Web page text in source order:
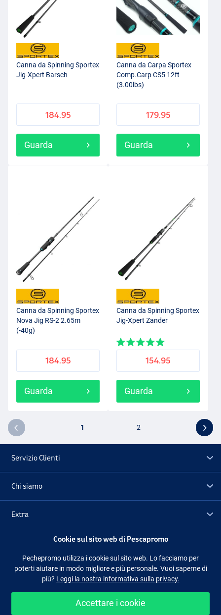
Canna da Spinning Sportex
Jig-Xpert Barsch
184.95
Guarda
Canna da Carpa Sportex
Comp.Carp CS5 12ft
(3.00lbs)
179.95
Guarda
Canna da Spinning Sportex
Nova Jig RS-2 2.65m
(-40g)
184.95
Guarda
Canna da Spinning Sportex
Jig-Xpert Zander
154.95
Guarda
1 2
Servizio Clienti
Chi siamo
Extra
Seguici Facebook Instagram
Cookie sul sito web di Pescapromo
Pechepromo utilizza i cookie sul sito web. Lo facciamo per
poterti aiutare in modo migliore e più personale. Vuoi saperne di
più? Leggi la nostra informativa sulla privacy.
Accettare i cookie